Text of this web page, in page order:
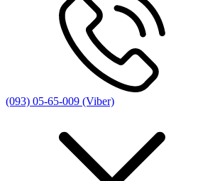
(093) 05-65-009 (Viber)